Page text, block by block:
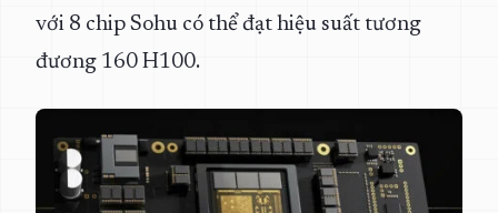
với 8 chip Sohu có thể đạt hiệu suất tương
đương 160 H100.